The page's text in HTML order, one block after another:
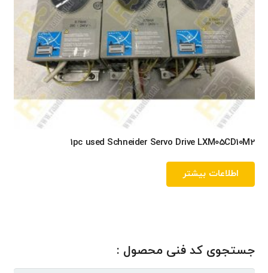
1pc used Schneider Servo Drive LXM05CD10M2
اطلاعات بیشتر
جستجوی کد فنی محصول :